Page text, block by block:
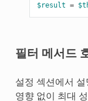
$result =
필터 메서드
설정 섹션에서
영향 없이 최대